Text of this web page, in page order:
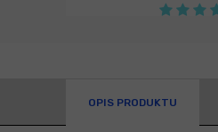
OPIS PRODUKTU